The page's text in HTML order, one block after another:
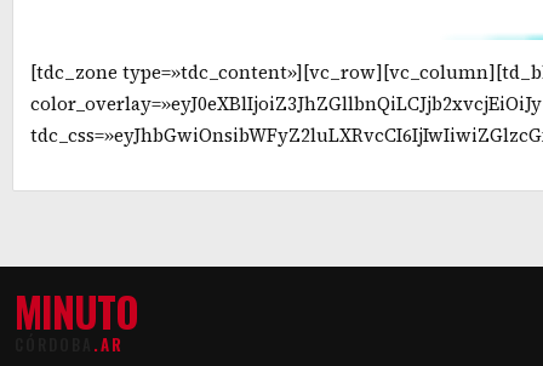
[tdc_zone
MINUTO
.AR